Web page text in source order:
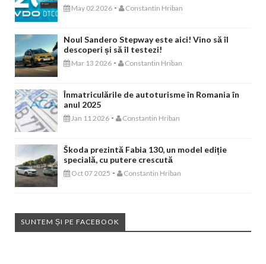
May 02 2026 - Constantin Hriban
Noul Sandero Stepway este aici! Vino să îl
descoperi și să îl testezi!
Mar 13 2026 - Constantin Hriban
Înmatriculările de autoturisme în Romania în
anul 2025
Jan 11 2026 - Constantin Hriban
Škoda prezintă Fabia 130, un model ediție
specială, cu putere crescută
Oct 07 2025 - Constantin Hriban
SUNTEM ȘI PE FACEBOOK